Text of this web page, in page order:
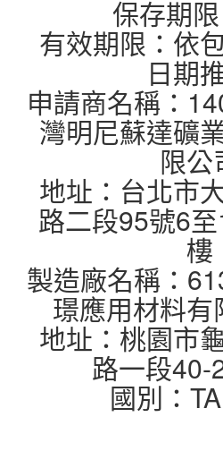
保存期
有效期限：依
日期
申請商名稱：
灣明尼蘇達礦
限公
地址：台北市
路二段95號6
樓
製造廠名稱：
璟應用材料
地址：桃園市
路一段40-
國別：